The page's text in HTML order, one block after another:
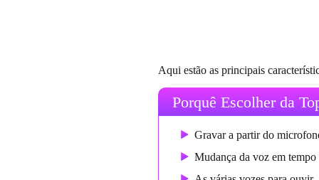
Aqui estão as principais
Porquê Escolher da
Gravar a partir do
Mudança da voz em